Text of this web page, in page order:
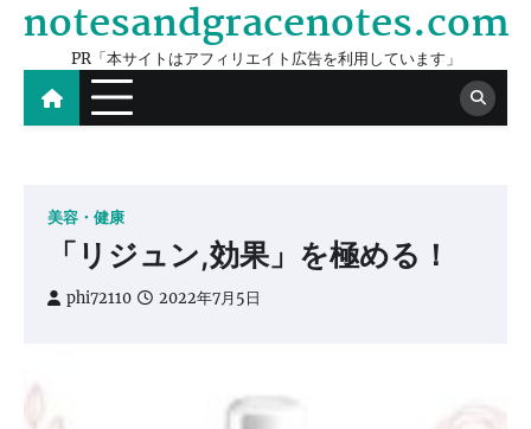
Skip
content
notesandgracenotes.com
PR「本サイトはアフィリエイト広告を利用しています」
美容・健康
「リジュン,効果」を極める！
phi72110 2022年7月5日